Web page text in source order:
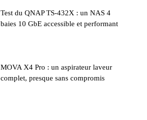
Test du QNAP TS-432X : un NAS 4
baies 10 GbE accessible et performant
MOVA X4 Pro : un aspirateur laveur
complet, presque sans compromis